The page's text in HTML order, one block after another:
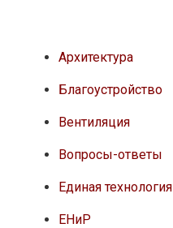
Архитектура
Благоустройство
Вентиляция
Вопросы-ответы
Единая технология
ЕНиР